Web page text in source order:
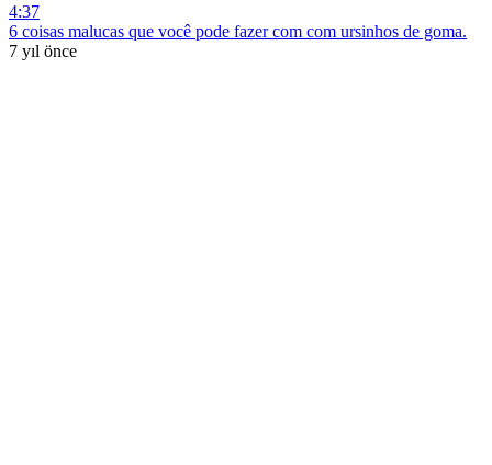
4:37
6 coisas malucas que você pode fazer com com ursinhos de goma.
7 yıl önce